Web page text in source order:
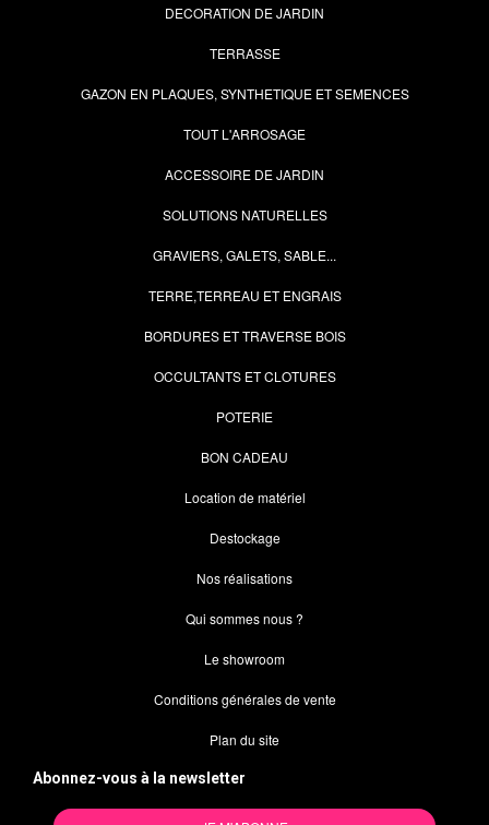
DECORATION DE JARDIN
TERRASSE
GAZON EN PLAQUES, SYNTHETIQUE ET SEMENCES
TOUT L'ARROSAGE
ACCESSOIRE DE JARDIN
SOLUTIONS NATURELLES
GRAVIERS, GALETS, SABLE...
TERRE,TERREAU ET ENGRAIS
BORDURES ET TRAVERSE BOIS
OCCULTANTS ET CLOTURES
POTERIE
BON CADEAU
Location de matériel
Destockage
Nos réalisations
Qui sommes nous ?
Le showroom
Conditions générales de vente
Plan du site
Abonnez-vous à la newsletter